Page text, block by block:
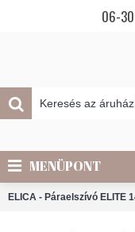
06-
MENÜPONT
ELICA - Páraelszívó ELITE